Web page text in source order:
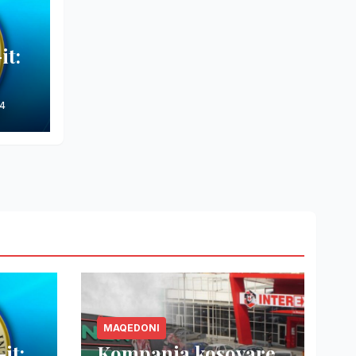
it:
MAQEDONI